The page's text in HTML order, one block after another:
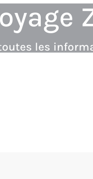
les